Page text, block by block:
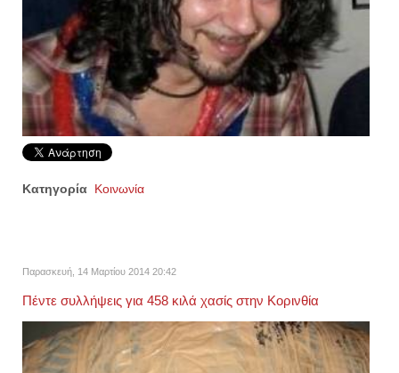
Κατηγορία Κοινωνία
Παρασκευή, 14 Μαρτίου 2014 20:42
Πέντε συλλήψεις για 458 κιλά χασίς στην Κορινθία